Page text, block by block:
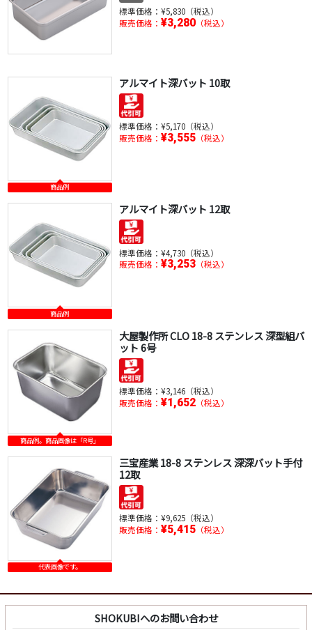
標準価格： ¥5,830（税込）
販売価格： ¥3,280（税込）
商品例
アルマイト深バット 10取
標準価格： ¥5,170（税込）
販売価格： ¥3,555（税込）
商品例
アルマイト深バット 12取
標準価格： ¥4,730（税込）
販売価格： ¥3,253（税込）
商品例。商品画像は「R号」
大屋製作所 CLO 18-8 ステンレス 深型組バ
ット 6号
標準価格： ¥3,146（税込）
販売価格： ¥1,652（税込）
代表画像です。
三宝産業 18-8 ステンレス 深深バット手付
12取
標準価格： ¥9,625（税込）
販売価格： ¥5,415（税込）
SHOKUBIへのお問い合わせ